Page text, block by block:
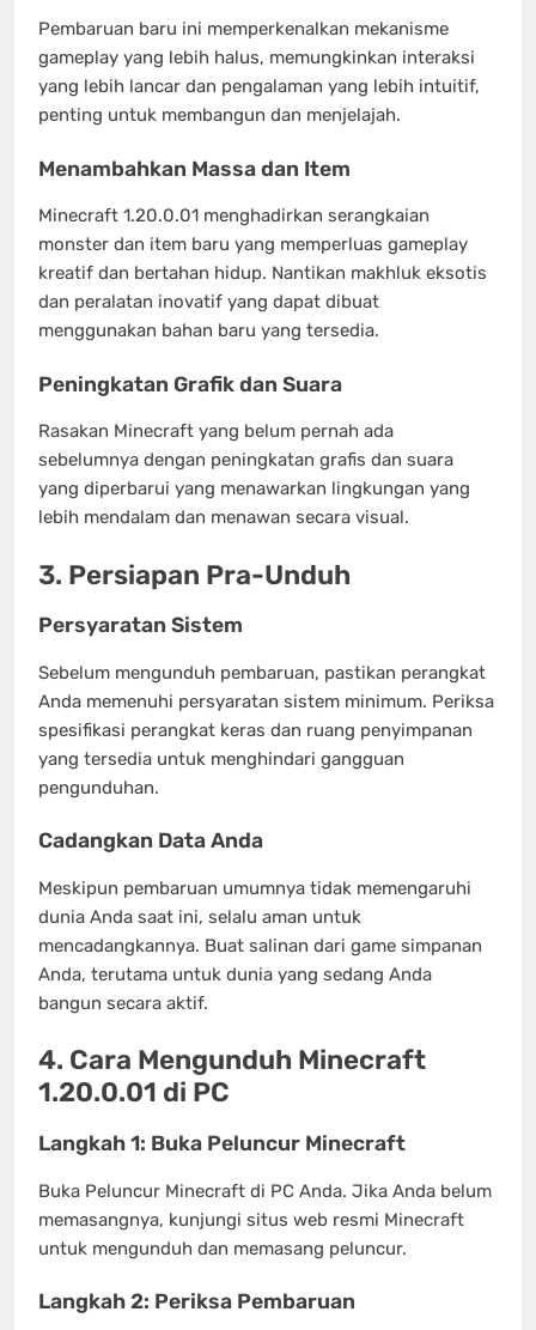
Pembaruan baru ini memperkenalkan mekanisme
gameplay yang lebih halus, memungkinkan interaksi
yang lebih lancar dan pengalaman yang lebih intuitif,
penting untuk membangun dan menjelajah.
Menambahkan Massa dan Item
Minecraft 1.20.0.01 menghadirkan serangkaian
monster dan item baru yang memperluas gameplay
kreatif dan bertahan hidup. Nantikan makhluk eksotis
dan peralatan inovatif yang dapat dibuat
menggunakan bahan baru yang tersedia.
Peningkatan Grafik dan Suara
Rasakan Minecraft yang belum pernah ada
sebelumnya dengan peningkatan grafis dan suara
yang diperbarui yang menawarkan lingkungan yang
lebih mendalam dan menawan secara visual.
3. Persiapan Pra-Unduh
Persyaratan Sistem
Sebelum mengunduh pembaruan, pastikan perangkat
Anda memenuhi persyaratan sistem minimum. Periksa
spesifikasi perangkat keras dan ruang penyimpanan
yang tersedia untuk menghindari gangguan
pengunduhan.
Cadangkan Data Anda
Meskipun pembaruan umumnya tidak memengaruhi
dunia Anda saat ini, selalu aman untuk
mencadangkannya. Buat salinan dari game simpanan
Anda, terutama untuk dunia yang sedang Anda
bangun secara aktif.
4. Cara Mengunduh Minecraft
1.20.0.01 di PC
Langkah 1: Buka Peluncur Minecraft
Buka Peluncur Minecraft di PC Anda. Jika Anda belum
memasangnya, kunjungi situs web resmi Minecraft
untuk mengunduh dan memasang peluncur.
Langkah 2: Periksa Pembaruan